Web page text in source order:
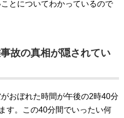
とについてわかっているので
故の真相が隠されてい
おぼれた時間が午後の2時40分
す。この40分間でいったい何